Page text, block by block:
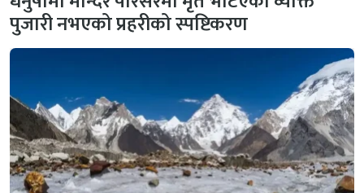
पुजारी नभएको प्रहरीको स्पष्टिकरण